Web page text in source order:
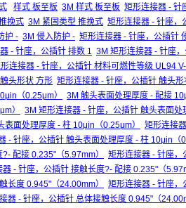
样式 板至板 3M 样式 板至板 矩形连接器 - 针
挽式 3M 紧固类型 推挽式 矩形连接器 - 针座，
护 - 3M 侵入防护 - 矩形连接器 - 针座，公插针
- 针座，公插针 排数 1 3M 矩形连接器 - 针座
连接器 - 针座，公插针 材料可燃性等级 UL94
头形状 方形 矩形连接器 - 针座，公插针 触头形
（0.25μm） 3M 触头表面处理厚度 - 配接
）
3M 矩形连接器 - 针座，公插针 触头表面处
表面处理厚度 - 柱 10μin（0.25μm）
矩形连接
- 针座，公插针 触头表面处理厚度 - 柱 10μin（
配接 0.235"（5.97mm）
矩形连接器 - 针座，
- 针座，公插针 接触长度?- 配接 0.235"（
长度 0.945"（24.00mm）
矩形连接器 - 针座，
器 - 针座，公插针 总体接触长度 0.945"（